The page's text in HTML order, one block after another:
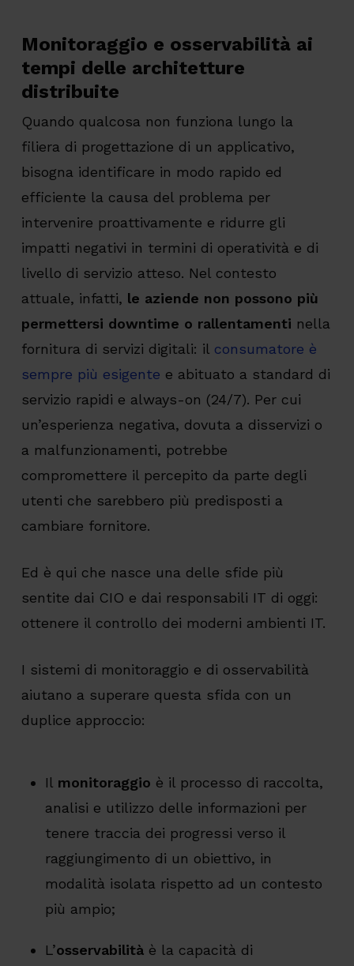
Monitoraggio e osservabilità ai
tempi delle architetture
distribuite
Quando qualcosa non funziona lungo la
filiera di progettazione di un applicativo,
bisogna identificare in modo rapido ed
efficiente la causa del problema per
intervenire proattivamente e ridurre gli
impatti negativi in termini di operatività e di
livello di servizio atteso. Nel contesto
attuale, infatti, le aziende non possono più
permettersi downtime o rallentamenti nella
fornitura di servizi digitali: il consumatore è
sempre più esigente e abituato a standard di
servizio rapidi e always-on (24/7). Per cui
un’esperienza negativa, dovuta a disservizi o
a malfunzionamenti, potrebbe
compromettere il percepito da parte degli
utenti che sarebbero più predisposti a
cambiare fornitore.
Ed è qui che nasce una delle sfide più
sentite dai CIO e dai responsabili IT di oggi:
ottenere il controllo dei moderni ambienti IT.
I sistemi di monitoraggio e di osservabilità
aiutano a superare questa sfida con un
duplice approccio:
Il monitoraggio è il processo di raccolta,
analisi e utilizzo delle informazioni per
tenere traccia dei progressi verso il
raggiungimento di un obiettivo, in
modalità isolata rispetto ad un contesto
più ampio;
L’osservabilitàè la capacità di